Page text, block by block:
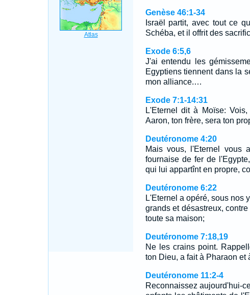
Genèse 46:1-34
Israël partit, avec tout ce
Schéba, et il offrit des
Exode 6:5,6
J'ai entendu les
Egyptiens tiennent dans la
mon alliance.…
Exode 7:1-14:31
L'Eternel dit à Moïse:
Aaron, ton frère, sera ton
Deutéronome 4:20
Mais vous, l'Eternel
fournaise de fer de
qui lui appartînt en propre,
Deutéronome 6:22
L'Eternel a opéré, sous nos
grands et désastreux,
toute sa maison;
Deutéronome 7:18,19
Ne les crains point.
ton Dieu, a fait à Pharaon
Deutéronome 11:2-4
Reconnaissez aujourd'hui-